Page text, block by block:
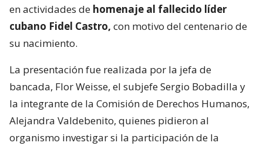
en actividades de homenaje al fallecido líder
cubano Fidel Castro, con motivo del centenario de
su nacimiento.
La presentación fue realizada por la jefa de
bancada, Flor Weisse, el subjefe Sergio Bobadilla y
la integrante de la Comisión de Derechos Humanos,
Alejandra Valdebenito, quienes pidieron al
organismo investigar si la participación de la